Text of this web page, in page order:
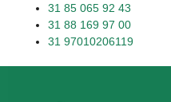
31 85 065 92 43
31 88 169 97 00
31 97010206119